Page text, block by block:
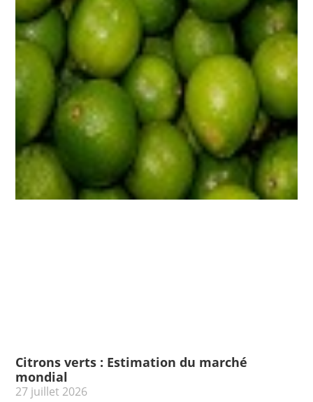
Citrons verts : Estimation du marché
mondial
27 juillet 2026